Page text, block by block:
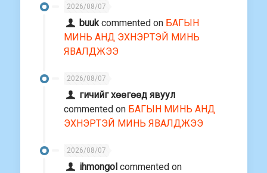
2026/08/07
buuk commented on БАГЫН
МИНЬ АНД ЭХНЭРТЭЙ МИНЬ
ЯВАЛДЖЭЭ
2026/08/07
гичийг хөөгөөд явуул
commented on БАГЫН МИНЬ АНД
ЭХНЭРТЭЙ МИНЬ ЯВАЛДЖЭЭ
2026/08/07
ihmongol commented on